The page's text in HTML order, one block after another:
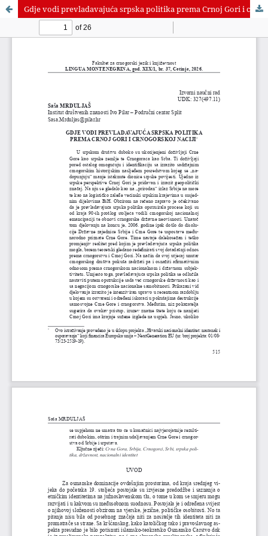
Gdje vodi prevladavajuća srpska politika prema Crnoj Gori i crnogorskoj naciji